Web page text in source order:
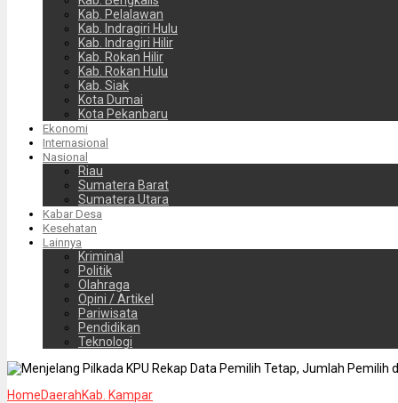
Kab. Pelalawan
Kab. Indragiri Hulu
Kab. Indragiri Hilir
Kab. Rokan Hilir
Kab. Rokan Hulu
Kab. Siak
Kota Dumai
Kota Pekanbaru
Ekonomi
Internasional
Nasional
Riau
Sumatera Barat
Sumatera Utara
Kabar Desa
Kesehatan
Lainnya
Kriminal
Politik
Olahraga
Opini / Artikel
Pariwisata
Pendidikan
Teknologi
HomeDaerahKab. Kampar